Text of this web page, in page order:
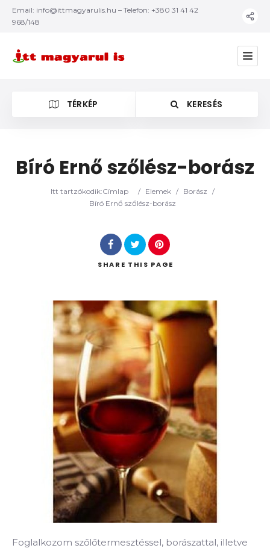
Email: info@ittmagyarulis.hu – Telefon: +380 31 41 42
968/148
TÉRKÉP KERESÉS
Kategória
Keresés
Bíró Ernő szőlész-borász
Itt tartzókodik:Címlap / Elemek / Borász /
Bíró Ernő szőlész-borász
SHARE THIS PAGE
Foglalkozom szőlőtermesztéssel, borászattal, illetve